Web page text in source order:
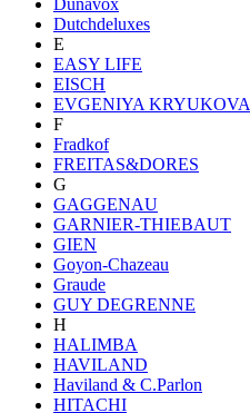
Dutchdeluxes
E
EASY LIFE
EISCH
EVGENIYA KRYUKOVA
F
Fradkof
FREITAS&DORES
G
GAGGENAU
GARNIER-THIEBAUT
GIEN
Goyon-Chazeau
Graude
GUY DEGRENNE
H
HALIMBA
HAVILAND
Haviland & C.Parlon
HITACHI